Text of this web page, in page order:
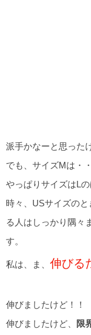
派手かなーと思った
でも、サイズMは・
やっぱりサイズはL
時々、USサイズの
る人はしっかり隅々
す。
私は、ま、 伸びる
伸びましたけど！！
伸びましたけど、
限